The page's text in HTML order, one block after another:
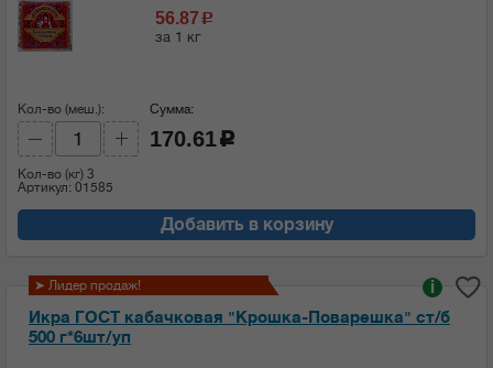
56.87 c
за 1 кг
Кол-во (меш.):
Кол-во (кг) 3
Артикул: 01585
Сумма:
170.61 c
Добавить в корзину
➤ Лидер продаж!
Икра ГОСТ кабачковая "Крошка-Поварешка" ст/б
500 г*6шт/уп
i